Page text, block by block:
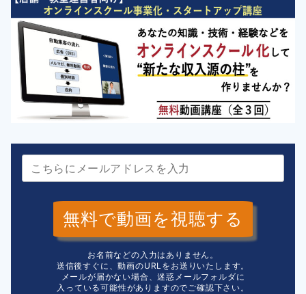
無料で動画を視聴する
お名前などの入力はありません。
送信後すぐに、動画のURLをお送りいたします。
メールが届かない場合、迷惑メールフォルダに
入っている可能性がありますのでご確認下さい。